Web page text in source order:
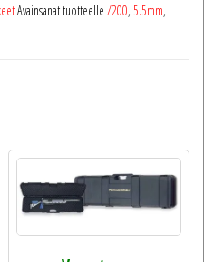
Avainsanat tuotteelle /200, 5.5mm,